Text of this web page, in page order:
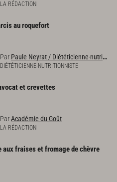
LA RÉDACTION
auroquefort
Par Paule Neyrat / Diététicienne-nutritionniste
DIÉTÉTICIENNE-NUTRITIONNISTE
etcrevettes
ParAcadémie du Goût
LA RÉDACTION
aux fraises et fromage de chèvre